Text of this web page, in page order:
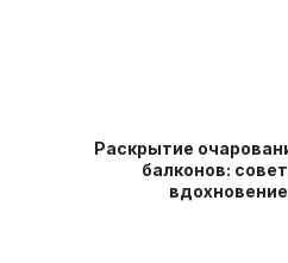
Раскрытие
балконов:
вдохновение